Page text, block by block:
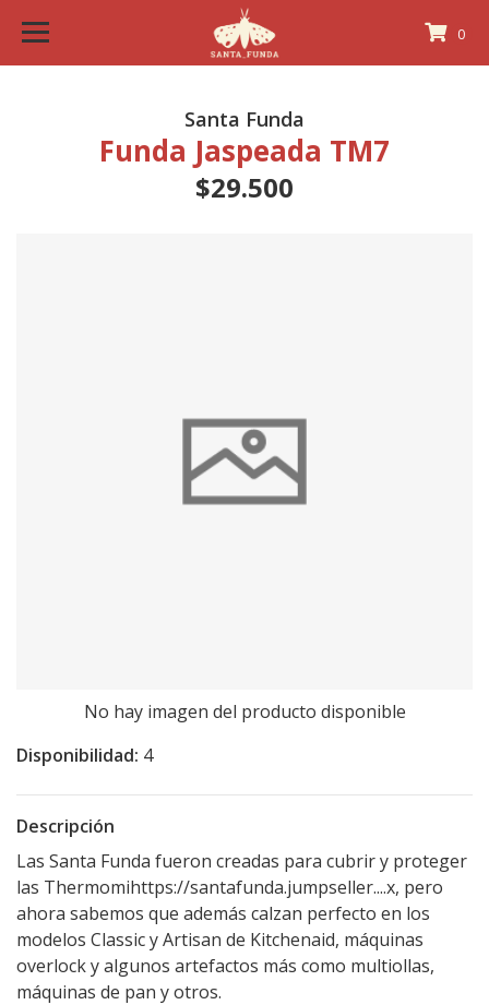
0
Santa Funda
Funda Jaspeada TM7
$29.500
No hay imagen del producto disponible
Disponibilidad: 4
Descripción
Las Santa Funda fueron creadas para cubrir y proteger
las Thermomihttps://santafunda.jumpseller....x, pero
ahora sabemos que además calzan perfecto en los
modelos Classic y Artisan de Kitchenaid, máquinas
overlock y algunos artefactos más como multiollas,
máquinas de pan y otros.